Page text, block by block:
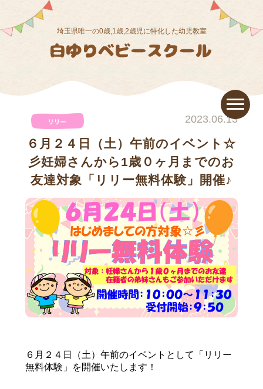
埼玉県唯一の0歳,1歳,2歳児に特化した幼児教室
2023.06.13
６月２４日（土）午前のイベント☆
彡妊婦さんから1歳０ヶ月までのお
友達対象「リリー無料体験」開催♪
６月２４日（土）午前のイベントとして「リリー
無料体験」を開催いたします！